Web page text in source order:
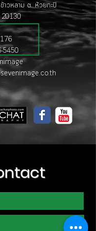
วหลาม ต. ห้วยกะปิ
20130
5450